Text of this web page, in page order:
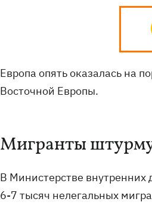
Европа опять оказалась на
Восточной Европы.
Мигранты
В Министерстве внутренних
6-7 тысяч нелегальных